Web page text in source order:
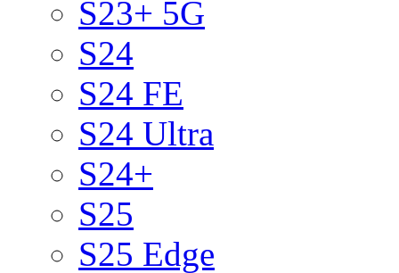
S23+ 5G
S24
S24 FE
S24 Ultra
S24+
S25
S25 Edge